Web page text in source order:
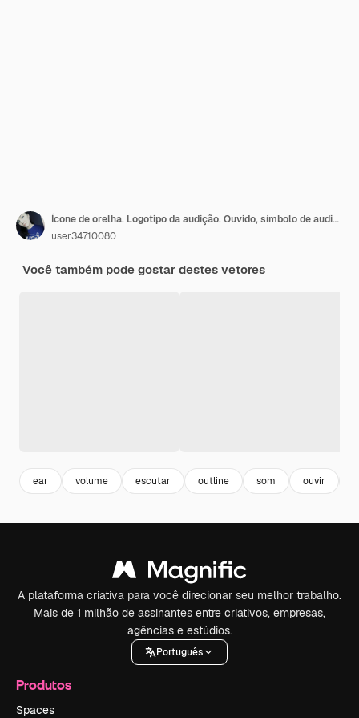
Ícone de orelha. Logotipo da audição. Ouvido, símbolo de audição. Vetor. Ícone da interface do usuário. Botão da web da interface de usuário branco Neumorphic UI UX. Neumorfismo
user34710080
Você também pode gostar destes vetores
ear volume escutar outline som ouvir
A plataforma criativa para você direcionar seu melhor trabalho.
Mais de 1 milhão de assinantes entre criativos, empresas,
agências e estúdios.
Português
Produtos
Spaces